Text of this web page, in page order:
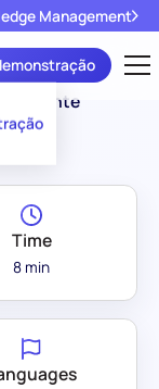
Management
Time
8 min